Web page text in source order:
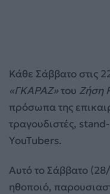
Κάθε Σάββατο στις
«ΓΚΑΡΑΖ»του Ζήση
πρόσωπα της
τραγουδιστές,
YouTubers.
Αυτό το Σάββατο
ηθοποιό,